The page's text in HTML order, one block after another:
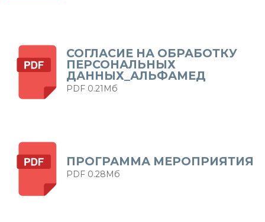
СОГЛАСИЕ НА ОБРАБОТКУ
ПЕРСОНАЛЬНЫХ
ДАННЫХ_АЛЬФАМЕД
PDF 0.21Мб
ПРОГРАММА МЕРОПРИЯТИЯ
PDF 0.28Мб